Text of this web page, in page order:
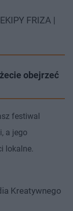
FRIZA |
obejrzeć
festiwal
a jego
lokalne.
Kreatywnego